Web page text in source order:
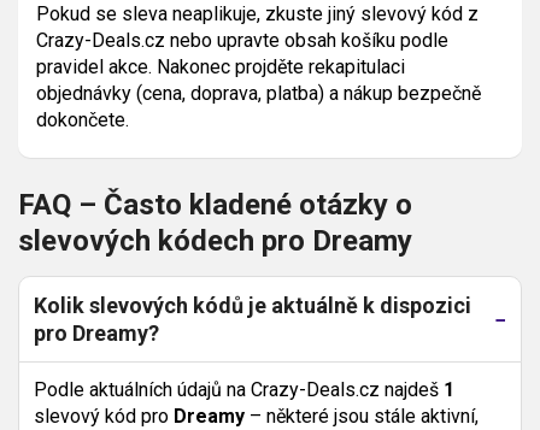
Pokud se sleva neaplikuje, zkuste jiný slevový kód z
Crazy-Deals.cz nebo upravte obsah košíku podle
pravidel akce. Nakonec projděte rekapitulaci
objednávky (cena, doprava, platba) a nákup bezpečně
dokončete.
FAQ – Často kladené otázky o
slevových kódech pro Dreamy
Kolik slevových kódů je aktuálně k dispozici
pro Dreamy?
Podle aktuálních údajů na Crazy-Deals.cz najdeš 1
slevový kód pro Dreamy – některé jsou stále aktivní,